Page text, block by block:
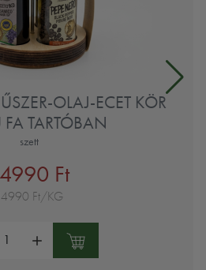
OLAJ-ECET KÖR
TARTÓBAN
szett
Ft
Ft/KG